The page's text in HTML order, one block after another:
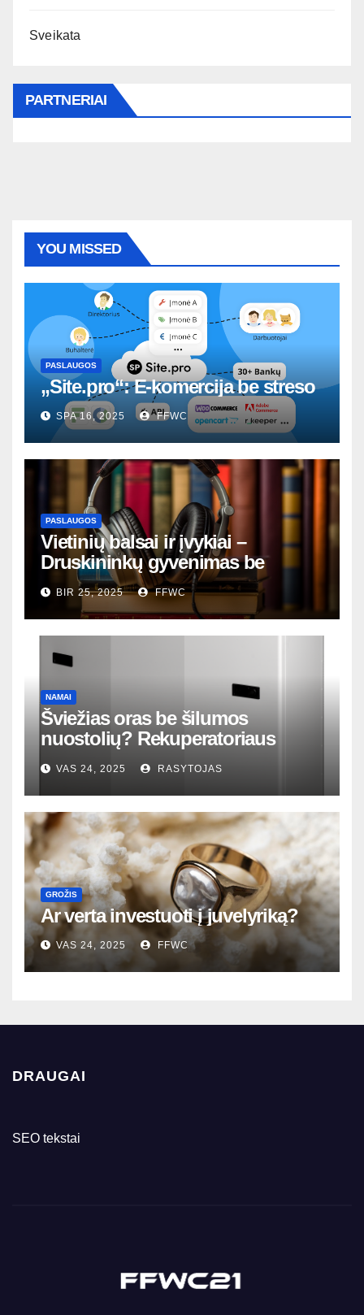
Sveikata
PARTNERIAI
YOU MISSED
PASLAUGOS
„Site.pro“: E-komercija be streso
SPA 16, 2025 FFWC
PASLAUGOS
Vietinių balsai ir įvykiai –
Druskininkų gyvenimas be
nutylėjimų
BIR 25, 2025 FFWC
NAMAI
Šviežias oras be šilumos
nuostolių? Rekuperatoriaus
magija tavo namuose
VAS 24, 2025 RASYTOJAS
GROŽIS
Ar verta investuoti į juvelyriką?
VAS 24, 2025 FFWC
DRAUGAI
SEO tekstai